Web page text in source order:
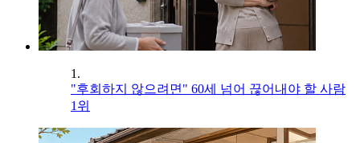
1.
"후회하지 않으려면" 60세 넘어 끊어내야 할 사람
1위